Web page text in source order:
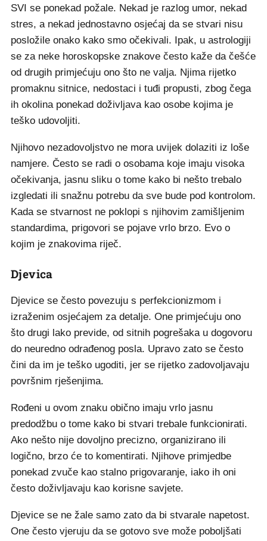
SVI se ponekad požale. Nekad je razlog umor, nekad
stres, a nekad jednostavno osjećaj da se stvari nisu
posložile onako kako smo očekivali. Ipak, u astrologiji
se za neke horoskopske znakove često kaže da češće
od drugih primjećuju ono što ne valja. Njima rijetko
promaknu sitnice, nedostaci i tuđi propusti, zbog čega
ih okolina ponekad doživljava kao osobe kojima je
teško udovoljiti.
Njihovo nezadovoljstvo ne mora uvijek dolaziti iz loše
namjere. Često se radi o osobama koje imaju visoka
očekivanja, jasnu sliku o tome kako bi nešto trebalo
izgledati ili snažnu potrebu da sve bude pod kontrolom.
Kada se stvarnost ne poklopi s njihovim zamišljenim
standardima, prigovori se pojave vrlo brzo. Evo o
kojim je znakovima riječ.
Djevica
Djevice se često povezuju s perfekcionizmom i
izraženim osjećajem za detalje. One primjećuju ono
što drugi lako previde, od sitnih pogrešaka u dogovoru
do neuredno odrađenog posla. Upravo zato se često
čini da im je teško ugoditi, jer se rijetko zadovoljavaju
površnim rješenjima.
Rođeni u ovom znaku obično imaju vrlo jasnu
predodžbu o tome kako bi stvari trebale funkcionirati.
Ako nešto nije dovoljno precizno, organizirano ili
logično, brzo će to komentirati. Njihove primjedbe
ponekad zvuče kao stalno prigovaranje, iako ih oni
često doživljavaju kao korisne savjete.
Djevice se ne žale samo zato da bi stvarale napetost.
One često vjeruju da se gotovo sve može poboljšati